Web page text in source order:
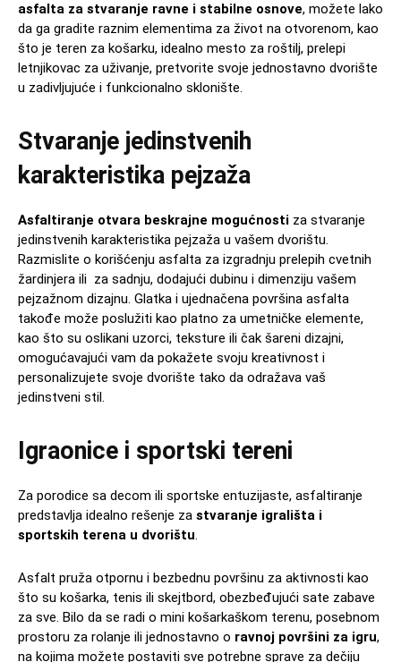
asfalta za stvaranje ravne i stabilne osnove, možete lako
da ga gradite raznim elementima za život na otvorenom, kao
što je teren za košarku, idealno mesto za roštilj, prelepi
letnjikovac za uživanje, pretvorite svoje jednostavno dvorište
u zadivljujuće i funkcionalno sklonište.
Stvaranje jedinstvenih
karakteristika pejzaža
Asfaltiranje otvara beskrajne mogućnosti za stvaranje
jedinstvenih karakteristika pejzaža u vašem dvorištu.
Razmislite o korišćenju asfalta za izgradnju prelepih cvetnih
žardinjera ili za sadnju, dodajući dubinu i dimenziju vašem
pejzažnom dizajnu. Glatka i ujednačena površina asfalta
takođe može poslužiti kao platno za umetničke elemente,
kao što su oslikani uzorci, teksture ili čak šareni dizajni,
omogućavajući vam da pokažete svoju kreativnost i
personalizujete svoje dvorište tako da odražava vaš
jedinstveni stil.
Igraonice i sportski tereni
Za porodice sa decom ili sportske entuzijaste, asfaltiranje
predstavlja idealno rešenje za stvaranje igrališta i
sportskih terena u dvorištu.
Asfalt pruža otpornu i bezbednu površinu za aktivnosti kao
što su košarka, tenis ili skejtbord, obezbeđujući sate zabave
za sve. Bilo da se radi o mini košarkaškom terenu, posebnom
prostoru za rolanje ili jednostavno o ravnoj površini za igru,
na kojima možete postaviti sve potrebne sprave za dečiju